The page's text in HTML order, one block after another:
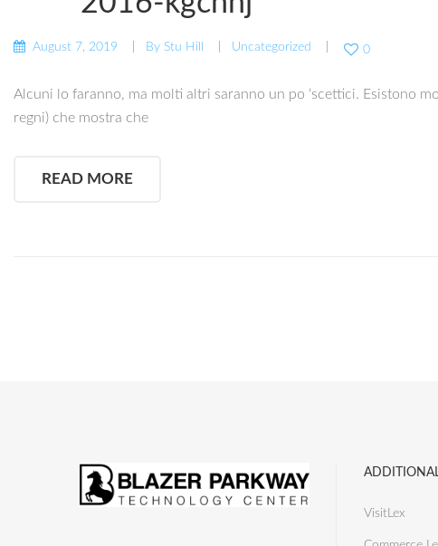
August 7, 2019 By Stu Hill Uncategorized 0
Alcuni lo faranno, ma molti altri saranno un po ‘scettici. Esistono
regni) che mostra che
READ MORE
VisitLex